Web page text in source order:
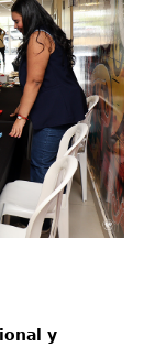
y